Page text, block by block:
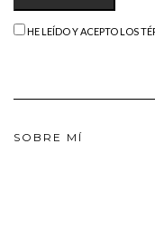
HE LEÍDO Y ACEPTO LOS
SOBRE MÍ